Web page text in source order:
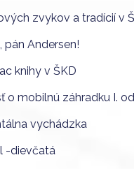
zvykov a tradícií v
pán Andersen!
knihy v ŠKD
o mobilnú záhradku I.
vychádzka
-dievčatá